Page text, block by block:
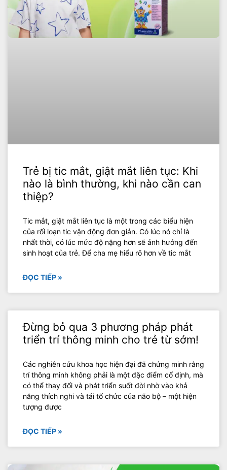
Trẻ bị tic mắt, giật mắt liên tục: Khi
nào là bình thường, khi nào cần can
thiệp?
Tic mắt, giật mắt liên tục là một trong các biểu hiện
của rối loạn tic vận động đơn giản. Có lúc nó chỉ là
nhất thời, có lúc mức độ nặng hơn sẽ ảnh hưởng đến
sinh hoạt của trẻ. Để cha mẹ hiểu rõ hơn về tic mắt
ĐỌC TIẾP »
Đừng bỏ qua 3 phương pháp phát
triển trí thông minh cho trẻ từ sớm!
Các nghiên cứu khoa học hiện đại đã chứng minh rằng
trí thông minh không phải là một đặc điểm cố định, mà
có thể thay đổi và phát triển suốt đời nhờ vào khả
năng thích nghi và tái tổ chức của não bộ – một hiện
tượng được
ĐỌC TIẾP »